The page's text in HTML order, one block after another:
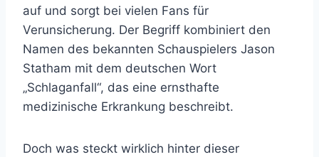
auf und sorgt bei vielen Fans für
Verunsicherung. Der Begriff kombiniert den
Namen des bekannten Schauspielers Jason
Statham mit dem deutschen Wort
„Schlaganfall“, das eine ernsthafte
medizinische Erkrankung beschreibt.
Doch was steckt wirklich hinter dieser